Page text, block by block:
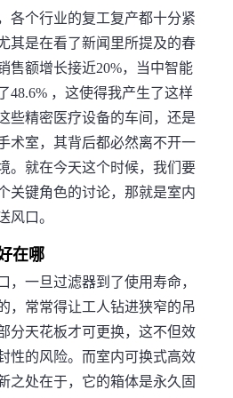
各个行业的复工复产都十分紧
其是在看了新闻里所提及的春
售额增长接近20%，当中智能
48.6% ，这使得我产生了这样
些精密医疗设备的车间，还是
术室，其背后都必然离不开一
。就在今天这个时候，我们要
关键角色的讨论，那就是室内
风口。
在哪
，一旦过滤器到了使用寿命，
，常常得让工人钻进狭窄的吊
分天花板才可更换，这不但效
性的风险。而室内可换式高效
之处在于，它的箱体是永久固